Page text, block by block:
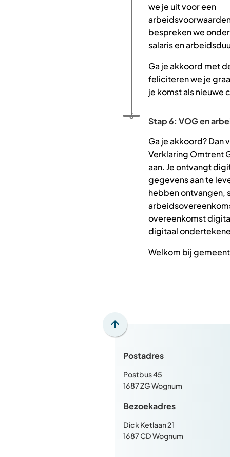
we je uit voor een
bespreken we
salaris en
Ga je akkoord met
feliciteren we je
je komst als nieuwe
Stap 6: VOG en
Status: Actief
Opvolgingsnummer:
6
Ga je akkoord? Dan
Verklaring Omtrent
aan. Je ontvangt
gegevens aan te
hebben ontvangen,
overeenkomst
digitaal
Welkom bij
Scroll
boven
het
van
de
paginainhoud
Postadres
Postbus 45
1687 ZG Wognum
Bezoekadres
Dick Ketlaan 21
1687 CD Wognum